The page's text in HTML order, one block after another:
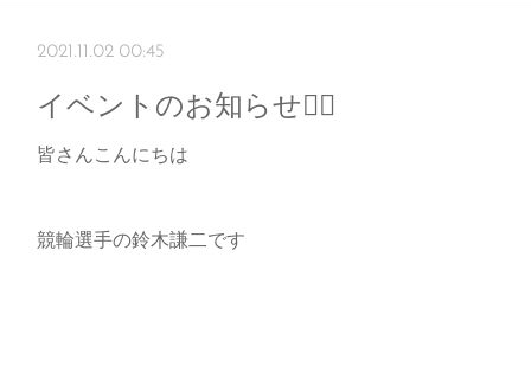
2021.11.02 00:45
イベントのお知らせ🚴‍♂️
皆さんこんにちは
競輪選手の鈴木謙二です